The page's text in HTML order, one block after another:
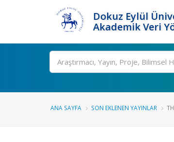
Dokuz Eylül
Akademik Veri
Ara
ANA SAYFA SON EKLENEN YAYINLAR